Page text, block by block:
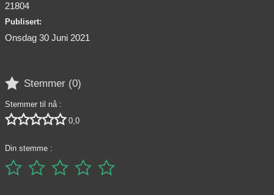
21804
Publisert:
Onsdag 30 Juni 2021
 Stemmer (0)
Stemmer til nå :
 0,0
Din stemme :
    